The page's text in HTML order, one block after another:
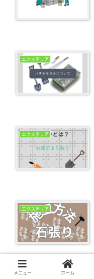
エクステリア
エクステリア
エクステリア
メニュー ホーム